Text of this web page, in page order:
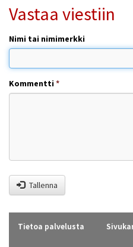
Vastaa viestiin
Nimi tai nimimerkki
Kommentti*
Tallenna
Tietoa palvelusta